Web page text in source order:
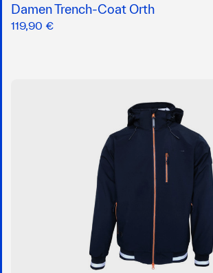
Damen Trench-Coat Orth
119,90 €